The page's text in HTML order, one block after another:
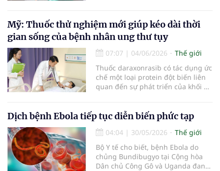
lây truyền xuyên biên giới sang
Uganda.
Mỹ: Thuốc thử nghiệm mới giúp kéo dài thời
gian sống của bệnh nhân ung thư tụy
07:07 | 04/06/2026
Thế giới
Thuốc daraxonrasib có tác dụng ức
chế một loại protein đột biến liên
quan đến sự phát triển của khối u,
Dịch bệnh Ebola tiếp tục diễn biến phức tạp
04:04 | 30/05/2026
Thế giới
Bộ Y tế cho biết, bệnh Ebola do
chủng Bundibugyo tại Cộng hòa
Dân chủ Công Gô và Uganda đang